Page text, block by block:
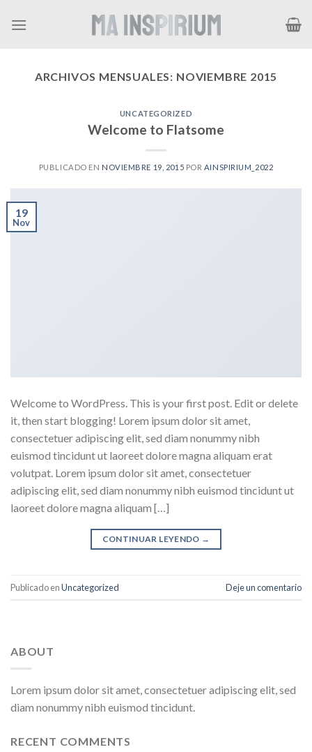
ARCHIVOS MENSUALES: NOVIEMBRE 2015
UNCATEGORIZED
Welcome to Flatsome
PUBLICADO EN NOVIEMBRE 19, 2015 POR AINSPIRIUM_2022
19
Nov
Welcome to WordPress. This is your first post. Edit or delete
it, then start blogging! Lorem ipsum dolor sit amet,
consectetuer adipiscing elit, sed diam nonummy nibh
euismod tincidunt ut laoreet dolore magna aliquam erat
volutpat. Lorem ipsum dolor sit amet, consectetuer
adipiscing elit, sed diam nonummy nibh euismod tincidunt ut
laoreet dolore magna aliquam […]
CONTINUAR LEYENDO →
Publicado enUncategorized Deje un comentario
ABOUT
Lorem ipsum dolor sit amet, consectetuer adipiscing elit, sed
diam nonummy nibh euismod tincidunt.
RECENT COMMENTS